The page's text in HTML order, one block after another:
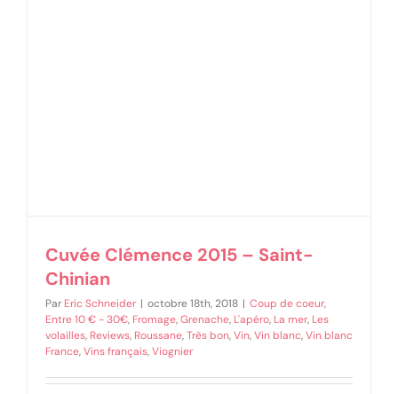
Cuvée Clémence 2015 – Saint-
Chinian
Par Eric Schneider | octobre 18th, 2018 | Coup de coeur,
Entre 10 € - 30€, Fromage,Grenache, L'apéro, La mer, Les
volailles, Reviews, Roussane,Très bon,Vin,Vin blanc,Vin blanc
France,Vins français,Viognier